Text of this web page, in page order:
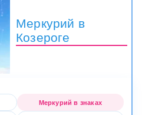
Меркурий в
Козероге
Меркурий в знаках